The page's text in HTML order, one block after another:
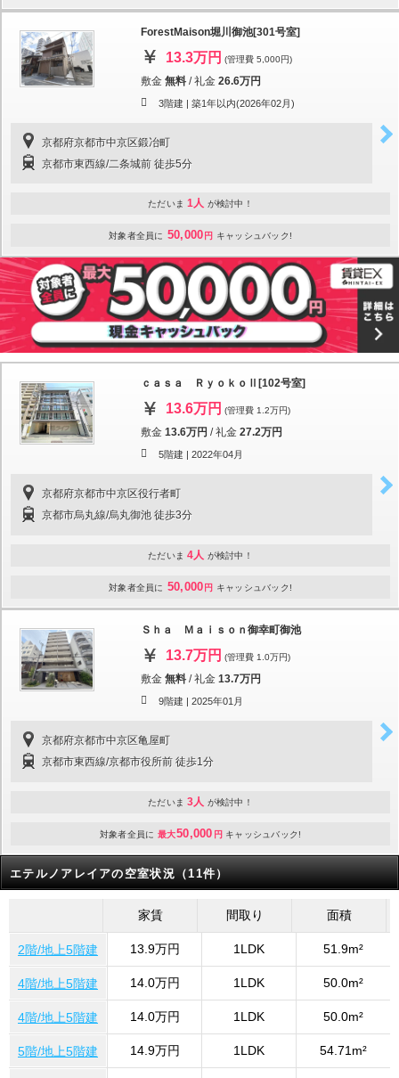
ForestMaison堀川御池[301号室]
13.3万円 (管理費 5,000円)
敷金 無料 /礼金 26.6万円
3階建 | 築1年以内(2026年02月)
京都府京都市中京区鍛冶町
京都市東西線/二条城前 徒歩5分
ただいま 1人 が検討中！
対象者全員に 50,000 円 キャッシュバック!
ｃａｓａ ＲｙｏｋｏⅡ[102号室]
13.6万円 (管理費 1.2万円)
敷金 13.6万円 /礼金 27.2万円
5階建 | 2022年04月
京都府京都市中京区役行者町
京都市烏丸線/烏丸御池 徒歩3分
ただいま 4人 が検討中！
対象者全員に 50,000 円 キャッシュバック!
Ｓｈａ Ｍａｉｓｏｎ御幸町御池
13.7万円 (管理費 1.0万円)
敷金 無料 /礼金 13.7万円
9階建 | 2025年01月
京都府京都市中京区亀屋町
京都市東西線/京都市役所前 徒歩1分
ただいま 3人 が検討中！
対象者全員に 最大50,000 円 キャッシュバック!
エテルノアレイアの空室状況（11件）
家賃 間取り 面積
2階/地上5階建 13.9万円 1LDK 51.9m²
4階/地上5階建 14.0万円 1LDK 50.0m²
4階/地上5階建 14.0万円 1LDK 50.0m²
5階/地上5階建 14.9万円 1LDK 54.71m²